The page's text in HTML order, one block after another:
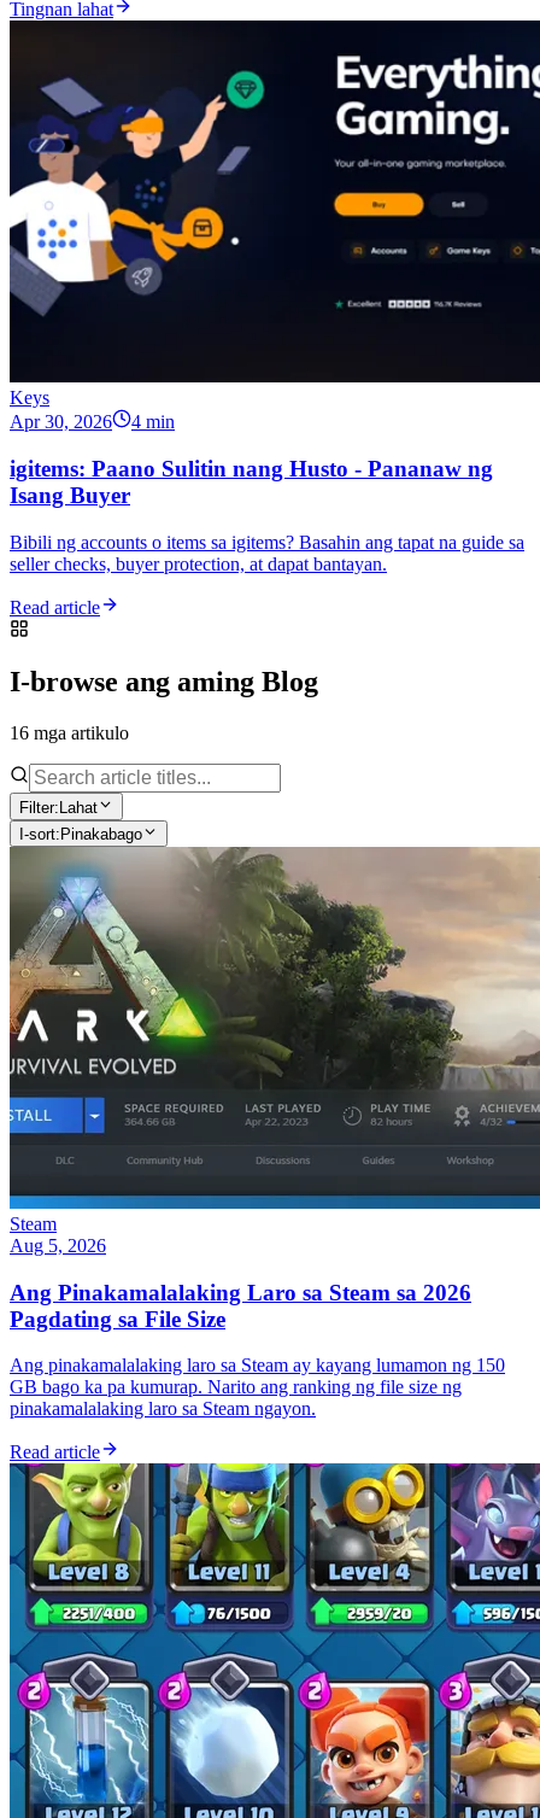
Tingnan lahat
Keys
Apr 30, 2026
4 min
igitems: Paano Sulitin nang Husto - Pananaw ng
Isang Buyer
Bibili ng accounts o items sa igitems? Basahin ang tapat na guide sa
seller checks, buyer protection, at dapat bantayan.
Read article
I-browse ang aming Blog
16 mga artikulo
Filter:Lahat
I-sort: Pinakabago
Steam
Aug 5, 2026
Ang Pinakamalalaking Laro sa Steam sa 2026
Pagdating sa File Size
Ang pinakamalalaking laro sa Steam ay kayang lumamon ng 150
GB bago ka pa kumurap. Narito ang ranking ng file size ng
pinakamalalaking laro sa Steam ngayon.
Read article